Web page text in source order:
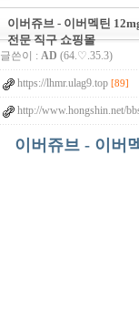
이버쥬브 - 이버멕틴
전문 직구 쇼핑몰
글쓴이 : AD (64.♡.35.3)
https://lhmr.ulag9.top [89]
http://www.hongshin.net/
이버쥬브 - 이버